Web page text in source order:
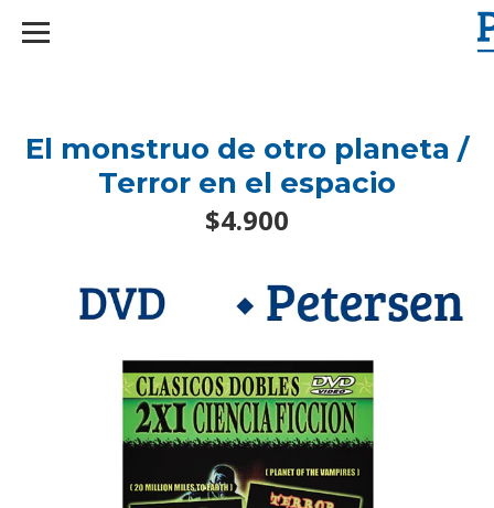
El monstruo de otro planeta /
Terror en el espacio
$4.900